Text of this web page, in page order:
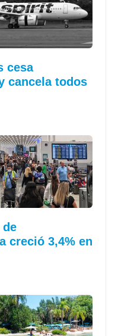
cesa
cancela todos
de
creció 3,4% en